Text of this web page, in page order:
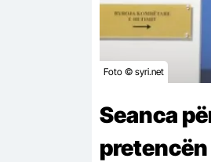
Foto © syri.net
Seanca
pretencën